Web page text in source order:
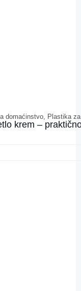
domaćinstvo, Plastika
krem –